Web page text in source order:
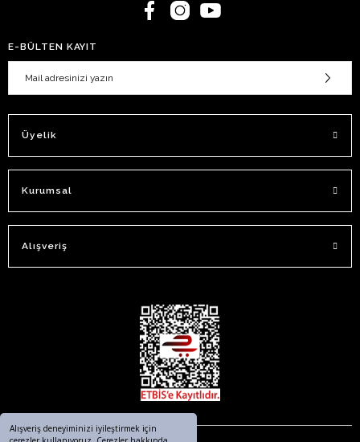
Alışveriş deneyiminizi iyileştirmek için
E-BÜLTEN KAYIT
Üyelik
Kurumsal
Alışveriş